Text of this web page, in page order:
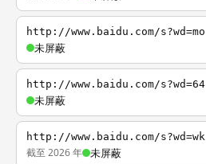
http://www.baidu.com/s?wd=mo
未屏蔽
http://www.baidu.com/s?wd=64
未屏蔽
http://www.baidu.com/s?wd=wk
截至 2026 年 未屏蔽